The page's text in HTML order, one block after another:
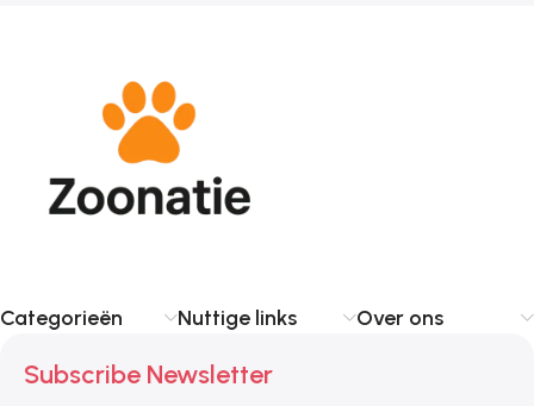
Categorieën Nuttige links Over ons
Subscribe Newsletter